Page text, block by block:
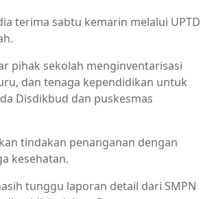
terima sabtu kemarin melalui UPTD
pihak sekolah menginventarisasi
dan tenaga kependidikan untuk
Disdikbud dan puskesmas
tindakan penanganan dengan
kesehatan.
tunggu laporan detail dari SMPN